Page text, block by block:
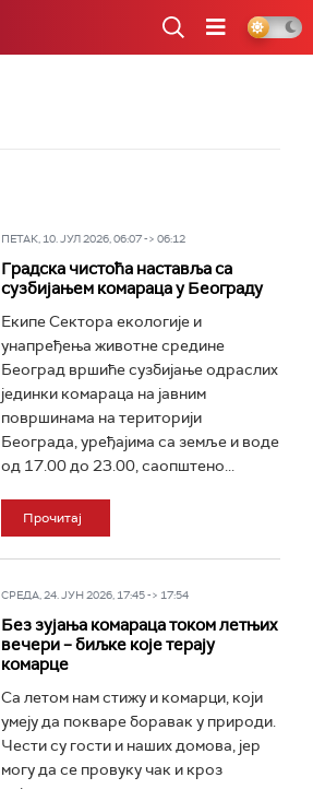
ПЕТАК, 10. ЈУЛ 2026, 06:07 -> 06:12
Градска чистоћа наставља са
сузбијањем комараца у Београду
Екипе Сектора екологије и
унапређења животне средине
Београд вршиће сузбијање одраслих
јединки комараца на јавним
површинама на територији
Београда, уређајима са земље и воде
од 17.00 до 23.00, саопштено...
Прочитај
СРЕДА, 24. ЈУН 2026, 17:45 -> 17:54
Без зујања комараца током летњих
вечери – биљке које терају
комарце
Са летом нам стижу и комарци, који
умеју да покваре боравак у природи.
Чести су гости и наших домова, јер
могу да се провуку чак и кроз